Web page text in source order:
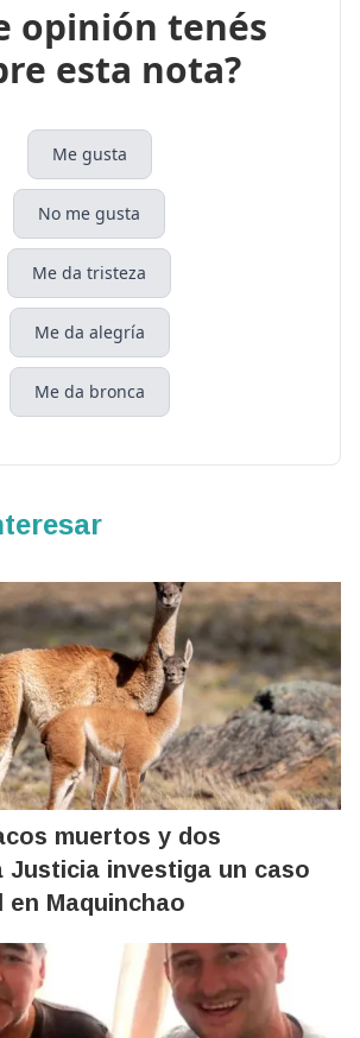
opinión tenés
esta nota?
Me gusta
No me gusta
Me da tristeza
Me da alegría
Me da bronca
muertos y dos
Justicia investiga un caso
en Maquinchao